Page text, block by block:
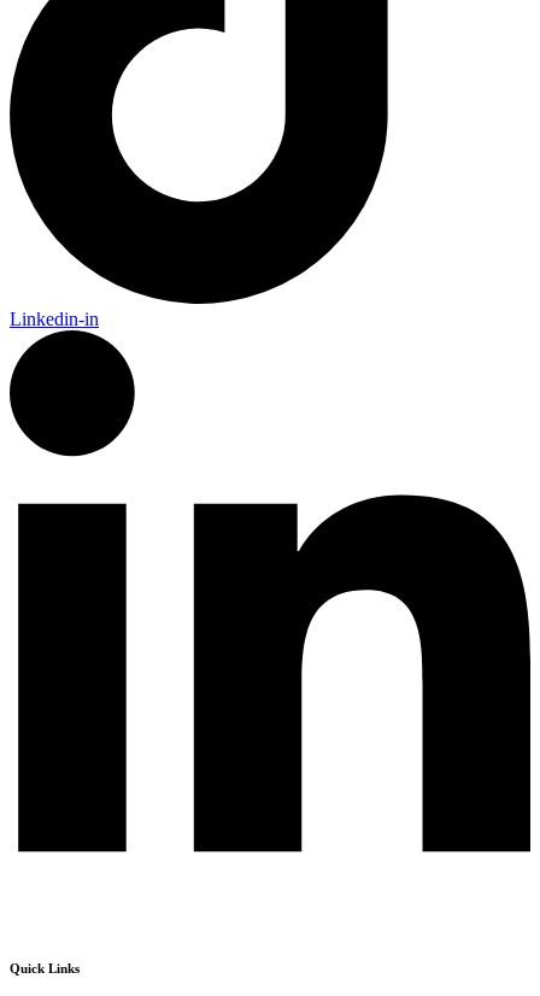
Linkedin-in
Quick Links